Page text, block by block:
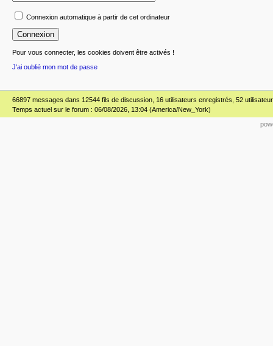
Connexion automatique à partir de cet ordinateur
Pour vous connecter, les cookies doivent être activés !
J'ai oublié mon mot de passe
66897 messages dans 12544 fils de discussion, 16 utilisateurs enregistrés, 52
Temps actuel sur le forum : 06/08/2026, 13:04 (America/New_York)